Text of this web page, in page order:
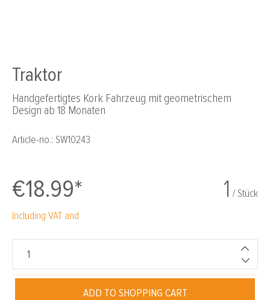
Traktor
Handgefertigtes Kork Fahrzeug mit geometrischem
Design ab 18 Monaten
Article-no.: SW10243
€18.99* 1 / Stück
Including VAT and
ADD TO SHOPPING CART